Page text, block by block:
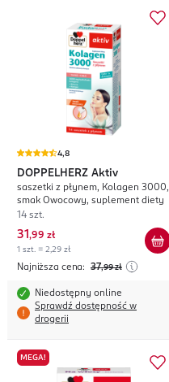
4,8
DOPPELHERZ Aktiv
saszetki z płynem, Kolagen 3000,
smak Owocowy, suplement diety
14 szt.
31 ,99 zł
1 szt. = 2,29 zł
Najniższa cena: 37,99 zł
Niedostępny online
Sprawdź dostępność w
drogerii
MEGA!